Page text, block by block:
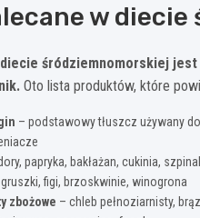
w
śródziemnomorskiej
Oto lista produktów, które
– podstawowy tłuszcz używany
papryka, bakłażan, cukinia,
gruszki, figi, brzoskwinie, winogrona
zbożowe – chleb pełnoziarnisty,